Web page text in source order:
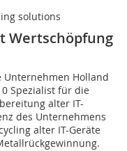
solutions
Wertschöpfung
Unternehmen Holland
Spezialist für die
alter IT-
des Unternehmens
alter IT-Geräte